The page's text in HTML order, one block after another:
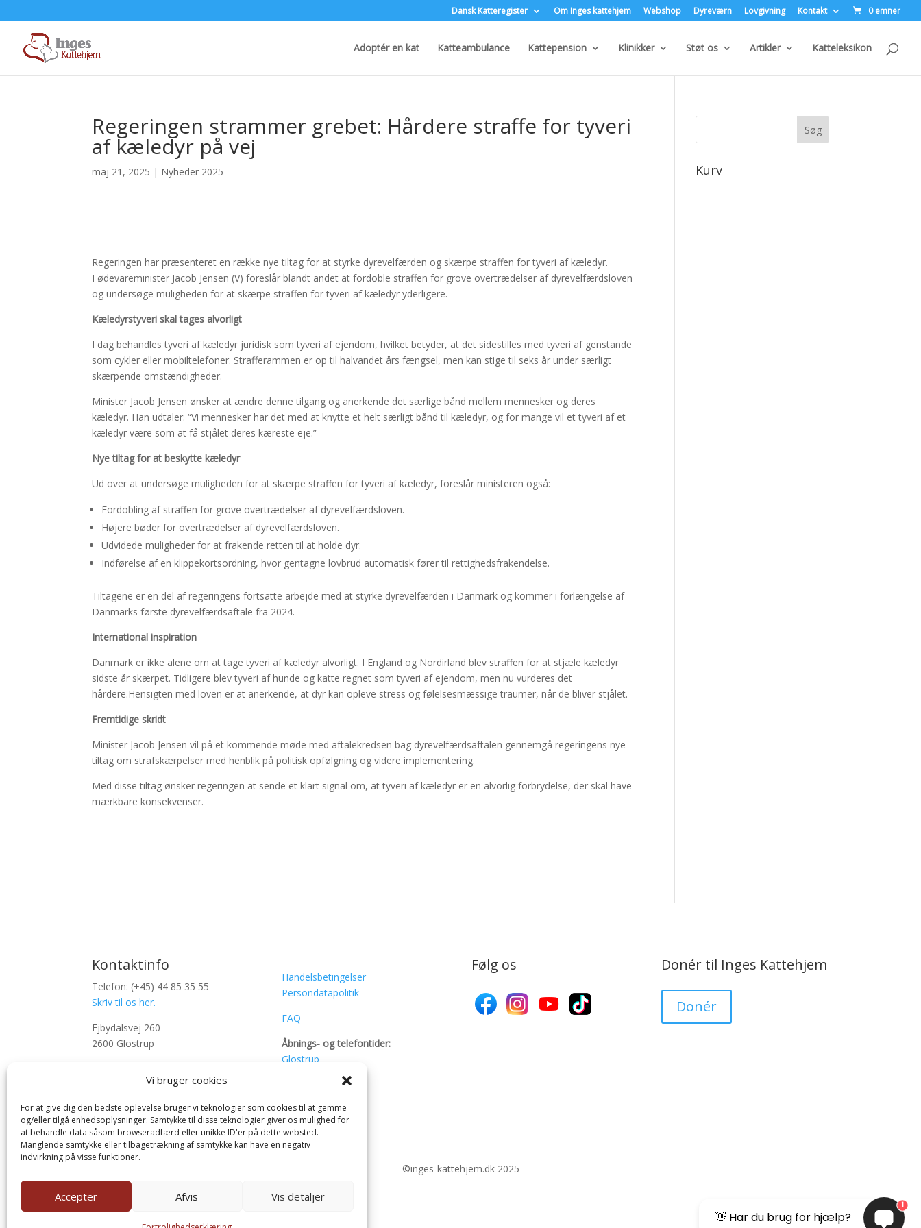
Vi bruger cookies
For at give dig den bedste oplevelse bruger vi teknologier som cookies til at gemme
og/eller tilgå enhedsoplysninger. Samtykke til disse teknologier giver os mulighed for
at behandle data såsom browseradfærd eller unikke ID'er på dette websted.
Manglende samtykke eller tilbagetrækning af samtykke kan have en negativ
indvirkning på visse funktioner.
Accepter Afvis Vis detaljer
Dansk Katteregister Om Inges kattehjem Webshop Dyreværn Lovgivning Kontakt 0 emner
Adoptér en kat Katteambulance Kattepension Klinikker Støt os Artikler Katteleksikon
Regeringen strammer grebet: Hårdere straffe for tyveri
af kæledyr på vej
maj 21, 2025 | Nyheder 2025
Regeringen har præsenteret en række nye tiltag for at styrke dyrevelfærden og skærpe straffen for tyveri af kæledyr.
Fødevareminister Jacob Jensen (V) foreslår blandt andet at fordoble straffen for grove overtrædelser af dyrevelfærdsloven
og undersøge muligheden for at skærpe straffen for tyveri af kæledyr yderligere.
Kæledyrstyveri skal tages alvorligt
I dag behandles tyveri af kæledyr juridisk som tyveri af ejendom, hvilket betyder, at det sidestilles med tyveri af genstande
som cykler eller mobiltelefoner. Strafferammen er op til halvandet års fængsel, men kan stige til seks år under særligt
skærpende omstændigheder.
Minister Jacob Jensen ønsker at ændre denne tilgang og anerkende det særlige bånd mellem mennesker og deres
kæledyr. Han udtaler: “Vi mennesker har det med at knytte et helt særligt bånd til kæledyr, og for mange vil et tyveri af et
kæledyr være som at få stjålet deres kæreste eje.”
Nye tiltag for at beskytte kæledyr
Ud over at undersøge muligheden for at skærpe straffen for tyveri af kæledyr, foreslår ministeren også:
Fordobling af straffen for grove overtrædelser af dyrevelfærdsloven.
Højere bøder for overtrædelser af dyrevelfærdsloven.
Udvidede muligheder for at frakende retten til at holde dyr.
Indførelse af en klippekortsordning, hvor gentagne lovbrud automatisk fører til rettighedsfrakendelse.
Tiltagene er en del af regeringens fortsatte arbejde med at styrke dyrevelfærden i Danmark og kommer i forlængelse af
Danmarks første dyrevelfærdsaftale fra 2024.
International inspiration
Danmark er ikke alene om at tage tyveri af kæledyr alvorligt. I England og Nordirland blev straffen for at stjæle kæledyr
sidste år skærpet. Tidligere blev tyveri af hunde og katte regnet som tyveri af ejendom, men nu vurderes det
hårdere.Hensigten med loven er at anerkende, at dyr kan opleve stress og følelsesmæssige traumer, når de bliver stjålet.
Fremtidige skridt
Minister Jacob Jensen vil på et kommende møde med aftalekredsen bag dyrevelfærdsaftalen gennemgå regeringens nye
tiltag om strafskærpelser med henblik på politisk opfølgning og videre implementering.
Med disse tiltag ønsker regeringen at sende et klart signal om, at tyveri af kæledyr er en alvorlig forbrydelse, der skal have
mærkbare konsekvenser.
Kurv
Kontaktinfo
Telefon: (+45) 44 85 35 55
Skriv til os her.
Ejbydalsvej 260
2600 Glostrup
Bank: 4440-000 658 6600
Handelsbetingelser
Persondatapolitik
FAQ
Åbnings- og telefontider:
Glostrup
Følg os Donér til Inges Kattehjem
Donér
©inges-kattehjem.dk 2025
👋 Har du brug for hjælp?
1